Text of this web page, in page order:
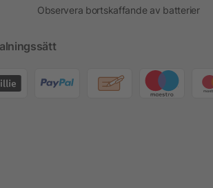
Observera bortskaffande av batterier